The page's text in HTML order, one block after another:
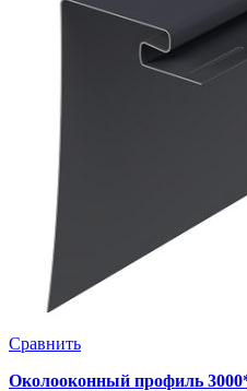
Сравнить
Околооконный профиль